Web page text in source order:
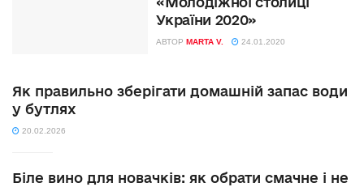
України 2020»
АВТОР MARTA V. 24.01.2020
Як правильно зберігати домашній запас води
у бутлях
20.02.2026
Біле вино для новачків: як обрати смачне і не